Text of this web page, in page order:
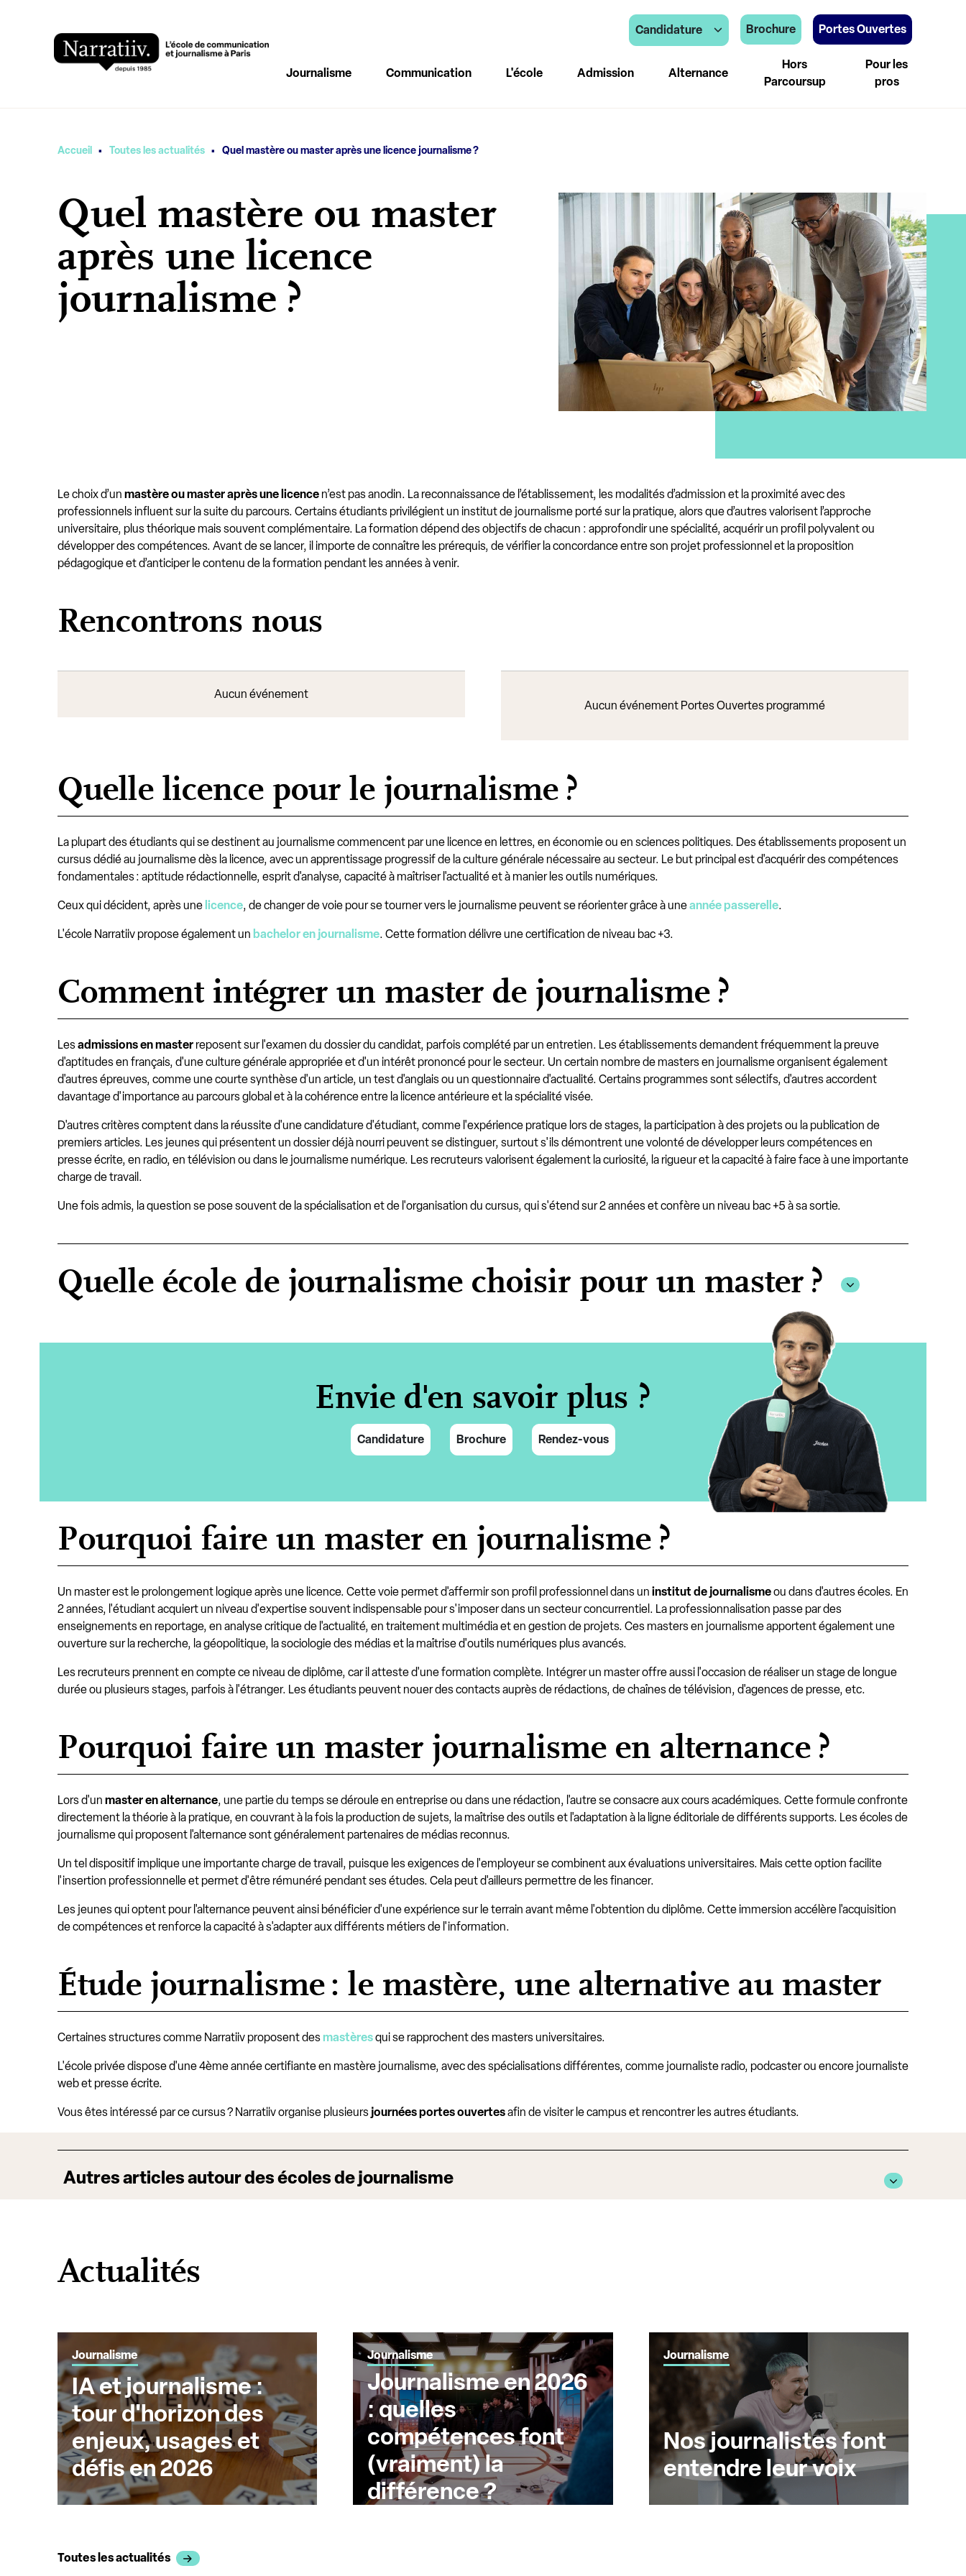
Vous êtes ici
Accueil · Toutes les actualités · Quel mastère ou master après une licence journalisme ?
Quel mastère ou master
après une licence
journalisme ?
Le choix d’un mastère ou master après une licence n’est pas anodin. La reconnaissance de l’établissement, les modalités d’admission et la proximité avec des
professionnels influent sur la suite du parcours. Certains étudiants privilégient un institut de journalisme porté sur la pratique, alors que d’autres valorisent l’approche
universitaire, plus théorique mais souvent complémentaire. La formation dépend des objectifs de chacun : approfondir une spécialité, acquérir un profil polyvalent ou
développer des compétences. Avant de se lancer, il importe de connaître les prérequis, de vérifier la concordance entre son projet professionnel et la proposition
pédagogique et d’anticiper le contenu de la formation pendant les années à venir.
Rencontrons nous
Aucun événement
Aucun événement Portes Ouvertes programmé
Quelle licence pour le journalisme ?
La plupart des étudiants qui se destinent au journalisme commencent par une licence en lettres, en économie ou en sciences politiques. Des établissements proposent un
cursus dédié au journalisme dès la licence, avec un apprentissage progressif de la culture générale nécessaire au secteur. Le but principal est d'acquérir des compétences
fondamentales : aptitude rédactionnelle, esprit d'analyse, capacité à maîtriser l'actualité et à manier les outils numériques.
Ceux qui décident, après une licence, de changer de voie pour se tourner vers le journalisme peuvent se réorienter grâce à uneannée passerelle.
L'école Narratiiv propose également un bachelor en journalisme. Cette formation délivre une certification de niveau bac +3.
Comment intégrer un master de journalisme ?
Lesadmissions en master reposent sur l'examen du dossier du candidat, parfois complété par un entretien. Les établissements demandent fréquemment la preuve
d'aptitudes en français, d'une culture générale appropriée et d'un intérêt prononcé pour le secteur. Un certain nombre de masters en journalisme organisent également
d'autres épreuves, comme une courte synthèse d'un article, un test d'anglais ou un questionnaire d'actualité. Certains programmes sont sélectifs, d'autres accordent
davantage d'importance au parcours global et à la cohérence entre la licence antérieure et la spécialité visée.
D'autres critères comptent dans la réussite d'une candidature d'étudiant, comme l'expérience pratique lors de stages, la participation à des projets ou la publication de
premiers articles. Les jeunes qui présentent un dossier déjà nourri peuvent se distinguer, surtout s'ils démontrent une volonté de développer leurs compétences en
presse écrite, en radio, en télévision ou dans le journalisme numérique. Les recruteurs valorisent également la curiosité, la rigueur et la capacité à faire face à une importante
charge de travail.
Une fois admis, la question se pose souvent de la spécialisation et de l'organisation du cursus, qui s'étend sur 2 années et confère un niveau bac +5 à sa sortie.
Quelle école de journalisme choisir pour un master ?
Envie d'en savoir plus ?
Candidature Brochure Rendez-vous
Pourquoi faire un master en journalisme ?
Un master est le prolongement logique après une licence. Cette voie permet d'affermir son profil professionnel dans un institut de journalismeou dans d'autres écoles. En
2 années, l'étudiant acquiert un niveau d'expertise souvent indispensable pour s'imposer dans un secteur concurrentiel. La professionnalisation passe par des
enseignements en reportage, en analyse critique de l'actualité, en traitement multimédia et en gestion de projets. Ces masters en journalisme apportent également une
ouverture sur la recherche, la géopolitique, la sociologie des médias et la maîtrise d'outils numériques plus avancés.
Les recruteurs prennent en compte ce niveau de diplôme, car il atteste d'une formation complète. Intégrer un master offre aussi l'occasion de réaliser un stage de longue
durée ou plusieurs stages, parfois à l'étranger. Les étudiants peuvent nouer des contacts auprès de rédactions, de chaînes de télévision, d'agences de presse, etc.
Pourquoi faire un master journalisme en alternance ?
Lors d'un master en alternance, une partie du temps se déroule en entreprise ou dans une rédaction, l'autre se consacre aux cours académiques. Cette formule confronte
directement la théorie à la pratique, en couvrant à la fois la production de sujets, la maîtrise des outils et l'adaptation à la ligne éditoriale de différents supports. Les écoles de
journalisme qui proposent l'alternance sont généralement partenaires de médias reconnus.
Un tel dispositif implique une importante charge de travail, puisque les exigences de l'employeur se combinent aux évaluations universitaires. Mais cette option facilite
l'insertion professionnelle et permet d'être rémunéré pendant ses études. Cela peut d'ailleurs permettre de les financer.
Les jeunes qui optent pour l'alternance peuvent ainsi bénéficier d'une expérience sur le terrain avant même l'obtention du diplôme. Cette immersion accélère l'acquisition
de compétences et renforce la capacité à s'adapter aux différents métiers de l'information.
Étude journalisme : le mastère, une alternative au master
Certaines structures comme Narratiiv proposent desmastèresqui se rapprochent des masters universitaires.
L'école privée dispose d'une 4ème année certifiante en mastère journalisme, avec des spécialisations différentes, comme journaliste radio, podcaster ou encore journaliste
web et presse écrite.
Vous êtes intéressé par ce cursus ? Narratiiv organise plusieurs journées portes ouvertesafin de visiter le campus et rencontrer les autres étudiants.
Autres articles autour des écoles de journalisme
Actualités
Journalisme
IA et journalisme :
tour d'horizon des
enjeux, usages et
défis en 2026
Journalisme
Journalisme en 2026
: quelles
compétences font
(vraiment) la
différence ?
Journalisme
Nos journalistes font
entendre leur voix
Toutes les actualités
Candidature Brochure Portes Ouvertes
Journalisme Communication L'école Admission Alternance
Hors
Parcoursup
Pour les
pros